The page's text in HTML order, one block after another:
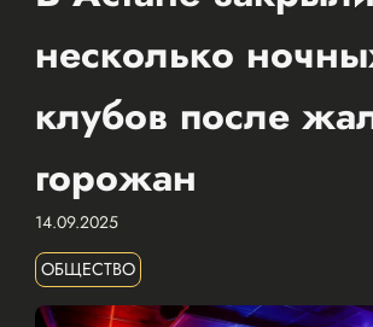
несколько
клубов после
горожан
14.09.2025
ОБЩЕСТВО